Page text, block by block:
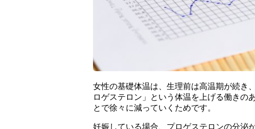
女性の基礎体温は、生理前は高温期が続き
ロゲステロン」という体温を上げる働きの
とで徐々に減っていくためです。
妊娠している場合、プロゲステロンの分泌